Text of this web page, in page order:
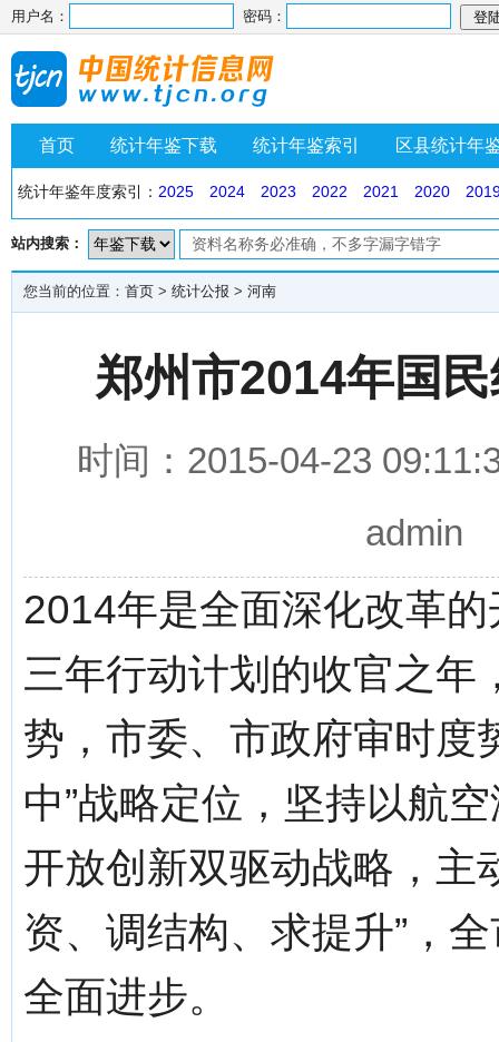
用户名： 密码：
首页 统计年鉴下载 统计年鉴索引 区县统计年
统计年鉴年度索引： 2025 2024 2023 2022 2021 2020
站内搜索：
您当前的位置： 首页 > 统计公报 > 河南
郑州市2014年国
时间：2015-04-23
admin
2014年是全面深化改革
三年行动计划的收官之年
势，市委、市政府审时度
中”战略定位，坚持以航
开放创新双驱动战略，主
资、调结构、求提升”，
全面进步。